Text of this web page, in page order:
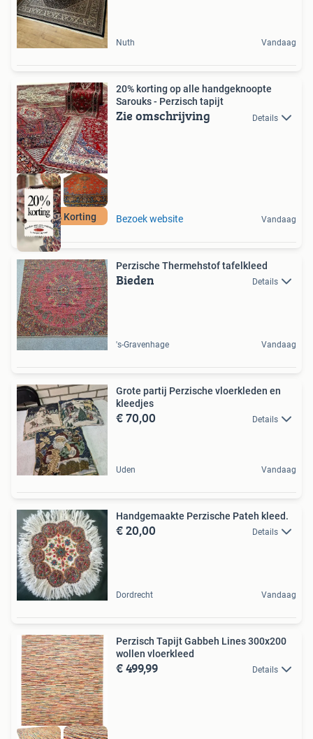
Nuth Vandaag
Nu 20% Korting
20% korting op alle handgeknoopte
Sarouks - Perzisch tapijt
Zie omschrijving Details
Bezoek website Vandaag
Perzische Thermehstof tafelkleed
Bieden Details
's-Gravenhage Vandaag
Grote partij Perzische vloerkleden en
kleedjes
€ 70,00 Details
Uden Vandaag
Handgemaakte Perzische Pateh kleed.
€ 20,00 Details
Dordrecht Vandaag
Perzisch Tapijt Gabbeh Lines 300x200
wollen vloerkleed
€ 499,99 Details